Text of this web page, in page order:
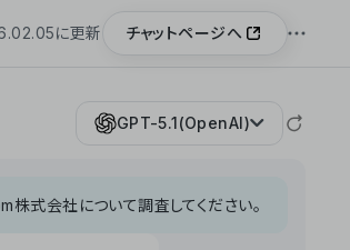
に更新 チャットページへ
GPT-5.1(OpenAI)
株式会社について調査してください。